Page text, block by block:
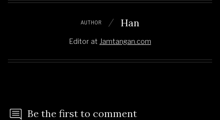
AUTHOR Han
Editor at Jamtangan.com
Be the first to comment